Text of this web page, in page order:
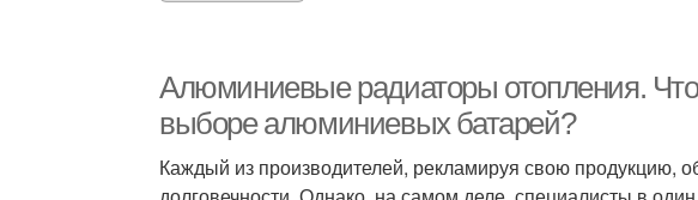
Алюминиевые радиаторы отопления.
выборе алюминиевых батарей?
Каждый из производителей, рекламируя свою продукцию,